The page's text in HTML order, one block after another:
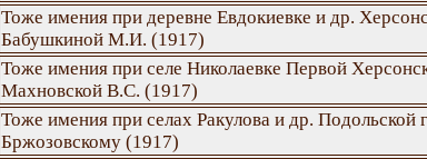
Тоже имения при деревне Евдокиевке и др.
Бабушкиной М.И. (1917)
Тоже имения при селе Николаевке Первой
Махновской В.С. (1917)
Тоже имения при селах Ракулова и др. Подольской
Бржозовскому (1917)